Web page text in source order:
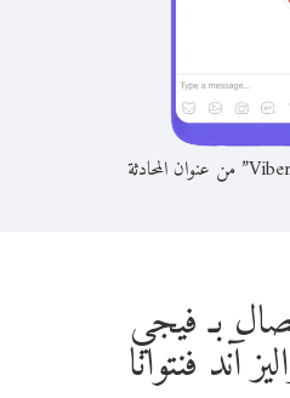
بـ فيجي
آند فنتوانا